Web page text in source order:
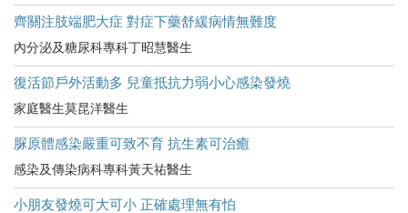
齊關注肢端肥大症 對症下藥舒緩病情無難度
內分泌及糖尿科專科丁昭慧醫生
復活節戶外活動多 兒童抵抗力弱小心感染發燒
家庭醫生莫昆洋醫生
脲原體感染嚴重可致不育 抗生素可治癒
感染及傳染病科專科黃天祐醫生
小朋友發燒可大可小 正確處理無有怕